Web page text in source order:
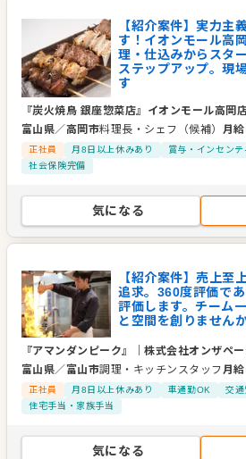
【紹介案件】実力主
す！イオンモール高
理・仕込みからスタ
ステップアップ。現
す
『炭火焼鳥 銀座惣菜店』イオンモール高岡
富山県／高岡市料理長・シェフ（候補） 月給
正社員 月8日以上休みあり 賞与・インセンテ
社会保険完備
気になる
【紹介案件】売上至
追求。360度評価で
評価します。チーム
と空間を創りませんか
『アマンダンピーク』 ｜株式会社オンザペ
富山県／富山市調理・キッチンスタッフ月給
正社員 月8日以上休みあり 車通勤OK
交通
住宅手当・家族手当
気になる